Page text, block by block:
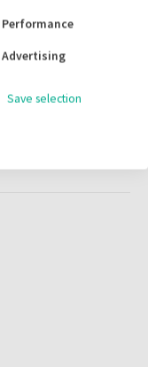
Performance
Advertising
Save selection